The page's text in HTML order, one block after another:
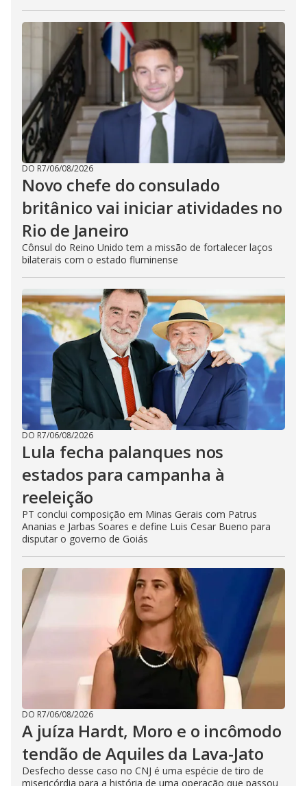
DO R7/06/08/2026
Novo chefe do consulado
britânico vai iniciar atividades no
Rio de Janeiro
Cônsul do Reino Unido tem a missão de fortalecer laços
bilaterais com o estado fluminense
DO R7/06/08/2026
Lula fecha palanques nos
estados para campanha à
reeleição
PT conclui composição em Minas Gerais com Patrus
Ananias e Jarbas Soares e define Luis Cesar Bueno para
disputar o governo de Goiás
DO R7/06/08/2026
A juíza Hardt, Moro e o incômodo
tendão de Aquiles da Lava-Jato
Desfecho desse caso no CNJ é uma espécie de tiro de
misericórdia para a história de uma operação que passou